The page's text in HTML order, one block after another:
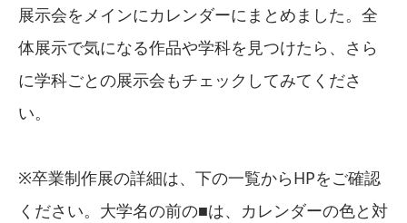
展示会をメインにカレンダーにまとめました。全
体展示で気になる作品や学科を見つけたら、さら
に学科ごとの展示会もチェックしてみてくださ
い。
※卒業制作展の詳細は、下の一覧からHPをご確認
ください。大学名の前の■は、カレンダーの色と対